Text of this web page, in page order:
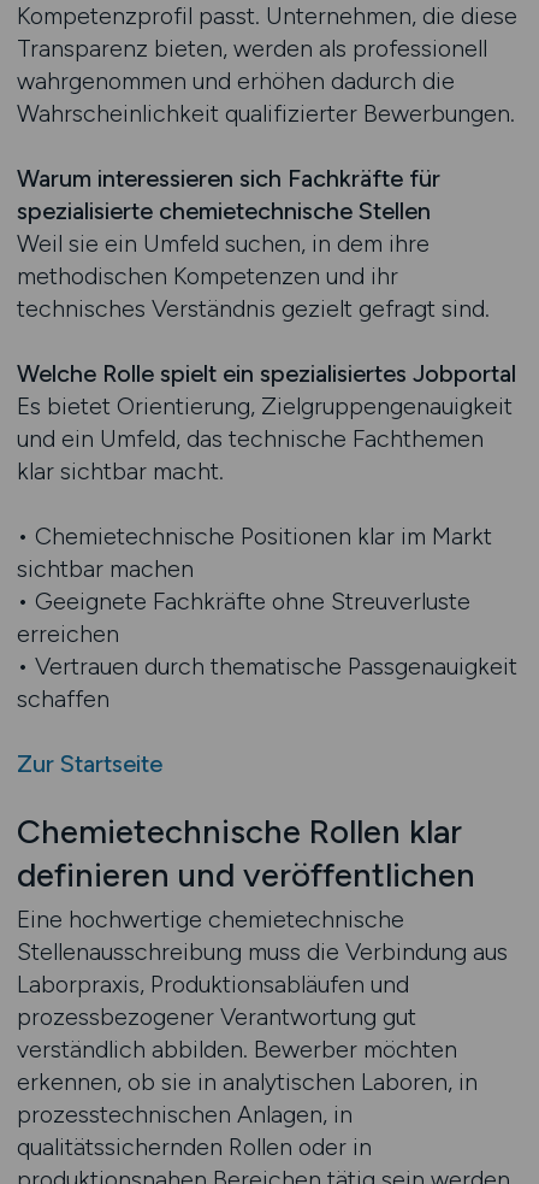
Kompetenzprofil passt. Unternehmen, die diese
Transparenz bieten, werden als professionell
wahrgenommen und erhöhen dadurch die
Wahrscheinlichkeit qualifizierter Bewerbungen.
Warum interessieren sich Fachkräfte für
spezialisierte chemietechnische Stellen
Weil sie ein Umfeld suchen, in dem ihre
methodischen Kompetenzen und ihr
technisches Verständnis gezielt gefragt sind.
Welche Rolle spielt ein spezialisiertes Jobportal
Es bietet Orientierung, Zielgruppengenauigkeit
und ein Umfeld, das technische Fachthemen
klar sichtbar macht.
• Chemietechnische Positionen klar im Markt
sichtbar machen
• Geeignete Fachkräfte ohne Streuverluste
erreichen
• Vertrauen durch thematische Passgenauigkeit
schaffen
Zur Startseite
Chemietechnische Rollen klar
definieren und veröffentlichen
Eine hochwertige chemietechnische
Stellenausschreibung muss die Verbindung aus
Laborpraxis, Produktionsabläufen und
prozessbezogener Verantwortung gut
verständlich abbilden. Bewerber möchten
erkennen, ob sie in analytischen Laboren, in
prozesstechnischen Anlagen, in
qualitätssichernden Rollen oder in